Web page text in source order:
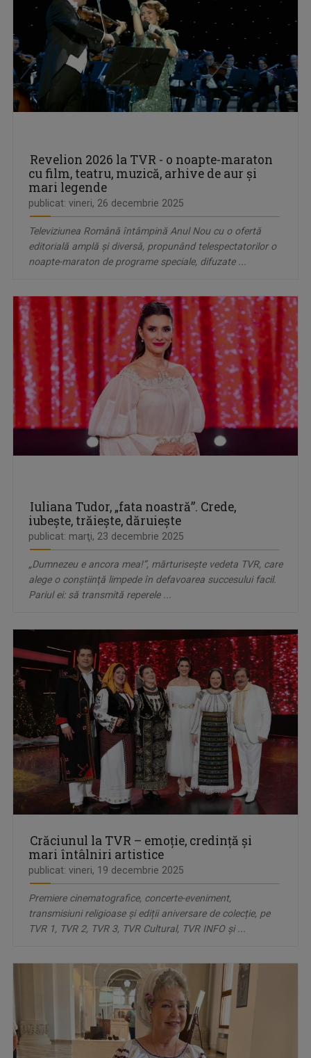
Revelion 2026 la TVR - o noapte-maraton
cu film, teatru, muzică, arhive de aur și
mari legende
publicat: vineri, 26 decembrie 2025
Televiziunea Română întâmpină Anul Nou cu o ofertă
editorială amplă și diversă, propunând telespectatorilor o
noapte-maraton de programe speciale, difuzate ...
Iuliana Tudor, „fata noastră”. Crede,
iubeşte, trăieşte, dăruieşte
publicat: marţi, 23 decembrie 2025
„Dumnezeu e ancora mea!”, mărturiseşte vedeta TVR, care
alege o conştiinţă limpede în defavoarea succesului facil.
Pariul ei: să transmită reperele ...
Crăciunul la TVR – emoție, credință și
mari întâlniri artistice
publicat: vineri, 19 decembrie 2025
Premiere cinematografice, concerte-eveniment,
transmisiuni religioase și ediții aniversare de colecție, pe
TVR 1, TVR 2, TVR 3, TVR Cultural, TVR INFO și ...